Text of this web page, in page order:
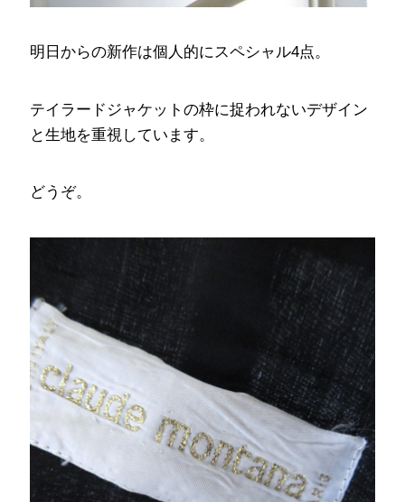
明日からの新作は個人的にスペシャル4点。
テイラードジャケットの枠に捉われないデザイン
と生地を重視しています。
どうぞ。